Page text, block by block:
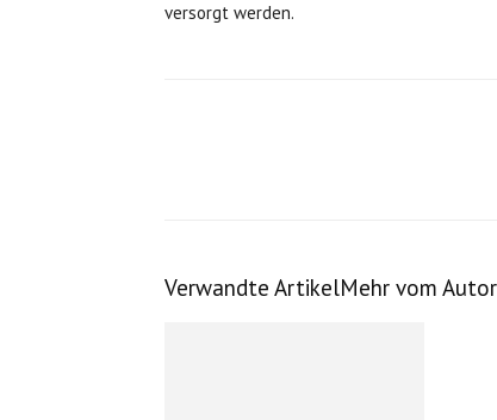
versorgt werden.
Verwandte ArtikelMehr vom Autor